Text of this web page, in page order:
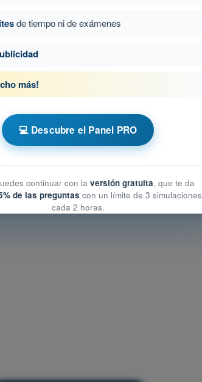
A1-A3
de tiempo ni de exámenes
más!
💻 Descubre el Panel PRO
continuar con la versión gratuita, que te da
de las preguntas con un límite de 3 simulaciones
cada 2 horas.